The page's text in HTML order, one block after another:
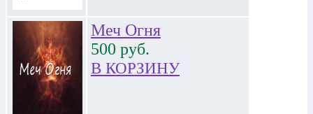
Меч Огня
500 руб.
В КОРЗИНУ